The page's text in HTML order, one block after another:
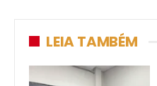
LEIA TAMBÉM